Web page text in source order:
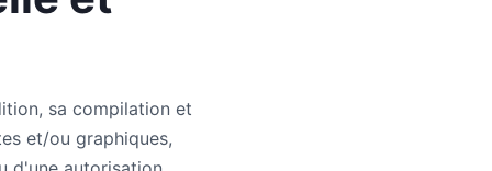
sa compilation et
et/ou graphiques,